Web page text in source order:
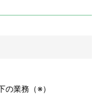
の業務（※）